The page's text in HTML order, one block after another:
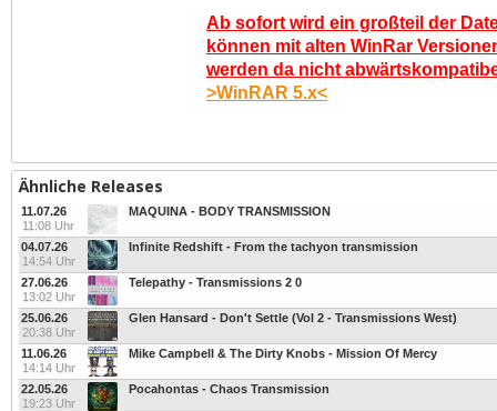
Ab sofort wird ein großteil der
können mit alten WinRar
werden da nicht
>WinRAR 5.x<
Ähnliche Releases
11.07.26
11:08 Uhr
MAQUINA - BODY TRANSMISSION
04.07.26
14:54 Uhr
Infinite Redshift - From the tachyon transmission
27.06.26
13:02 Uhr
Telepathy - Transmissions 2 0
25.06.26
20:38 Uhr
Glen Hansard - Don't Settle (Vol 2 - Transmissions West)
11.06.26
14:14 Uhr
Mike Campbell & The Dirty Knobs - Mission Of Mercy
22.05.26
19:23 Uhr
Pocahontas - Chaos Transmission